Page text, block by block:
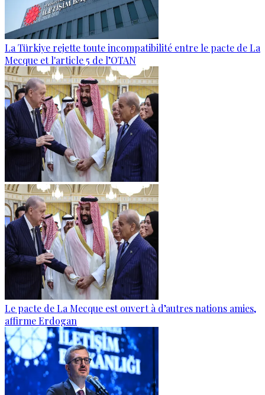
La Türkiye rejette toute incompatibilité entre le pacte de La
Mecque et l'article 5 de l’OTAN
Le pacte de La Mecque est ouvert à d’autres nations amies,
affirme Erdogan